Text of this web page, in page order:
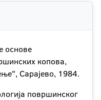
основе
копова,
Сарајево, 1984.
површинског